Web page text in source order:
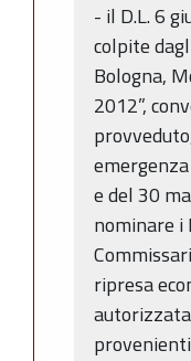
- il D.L. 6
colpite
Bologna,
2012”,
e del 30
nominare i
ripresa